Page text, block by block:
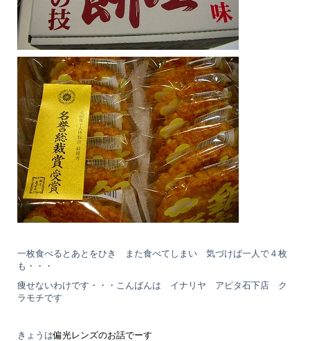
一枚食べるとあとをひき また食べてしまい 気づけば一人で４枚
も・・・
痩せないわけです・・・こんばんは イナリヤ アピタ石下店 ク
ラモチです
きょうは偏光レンズのお話でーす